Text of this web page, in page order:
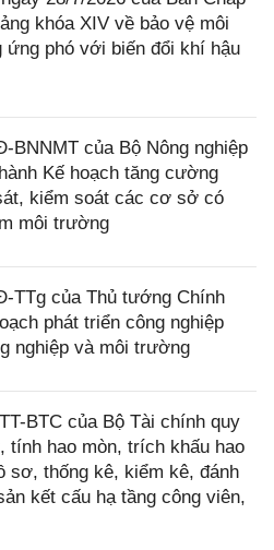
khóa XIV về bảo vệ môi
phó với biến đổi khí hậu
BNNMT của Bộ Nông nghiệp
Kế hoạch tăng cường
kiểm soát các cơ sở có
môi trường
TTg của Thủ tướng Chính
phát triển công nghiệp
nghiệp và môi trường
BTC của Bộ Tài chính quy
tính hao mòn, trích khấu hao
sơ, thống kê, kiểm kê, đánh
kết cấu hạ tầng công viên,